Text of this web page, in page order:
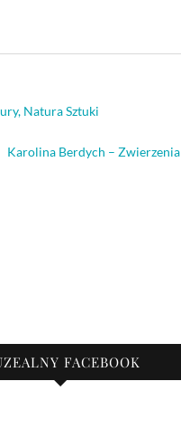
Natura Sztuki
Karolina Berdych – Zwierzenia
FACEBOOK